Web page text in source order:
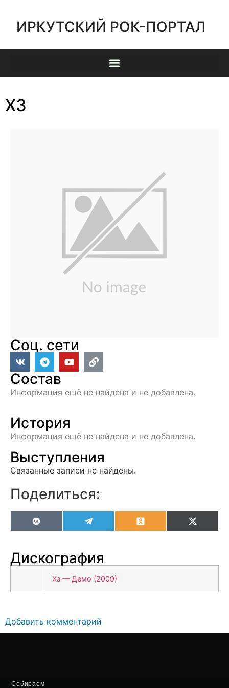
ИРКУТСКИЙ РОК-ПОРТАЛ
ХЗ
Соц. сети
Состав
Информация ещё не найдена и не добавлена.
История
Информация ещё не найдена и не добавлена.
Выступления
Связанные записи не найдены.
Поделиться:
VK OdnoklassnikiX
Дискография
Хз — Демо (2009)
Добавить комментарий
Собираем